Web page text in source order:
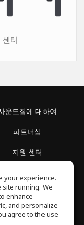
터
운드짐에 대하여
파트너십
지원 센터
인정보 보호정책
your experience.
site running. We
enhance
and personalize
agree to the use